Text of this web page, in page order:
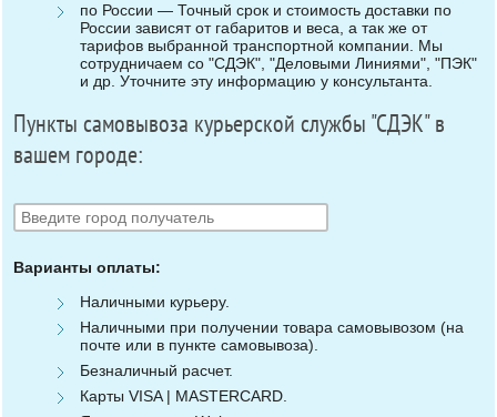
по России — Точный срок и стоимость доставки по
России зависят от габаритов и веса, а так же от
тарифов выбранной транспортной компании. Мы
сотрудничаем со "СДЭК", "Деловыми Линиями", "ПЭК"
и др. Уточните эту информацию у консультанта.
Пункты самовывоза курьерской службы "СДЭК" в
вашем городе:
Варианты оплаты:
Наличными курьеру.
Наличными при получении товара самовывозом (на
почте или в пункте самовывоза).
Безналичный расчет.
Карты VISA | MASTERCARD.